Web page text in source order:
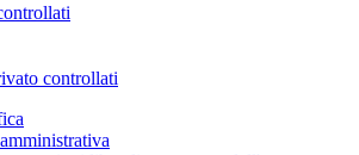
controllati